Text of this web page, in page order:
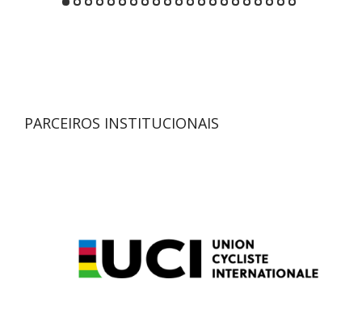
PARCEIROS INSTITUCIONAIS